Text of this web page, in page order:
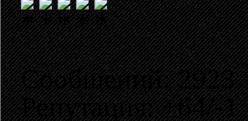
Сообщений: 2923
Репутация: +64/-1